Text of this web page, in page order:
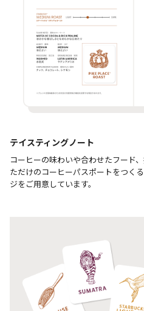
テイスティングノート
コーヒーの味わいや合わせたフード
ただけのコーヒーパスポートをつく
ジをご用意しています。